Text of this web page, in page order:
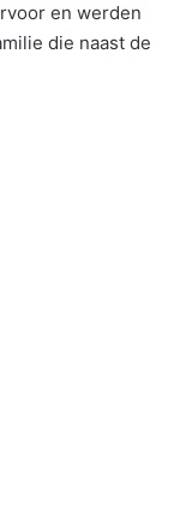
en werden
die naast de